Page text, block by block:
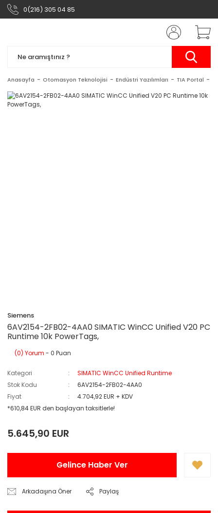
0(216) 305 04 85
Anasayfa Otomasyon Teknolojisi Endüstri Yazılımları TIA Portal
Siemens
6AV2154-2FB02-4AA0 SIMATIC WinCC Unified V20 PC
Runtime 10k PowerTags,
(0) Yorum - 0 Puan
Kategori
SIMATIC WinCC Unified Runtime
Stok Kodu
6AV2154-2FB02-4AA0
Fiyat
4.704,92 EUR + KDV
*610,84 EUR den başlayan taksitlerle!
5.645,90 EUR
Gelince Haber Ver
Arkadaşına Öner Paylaş